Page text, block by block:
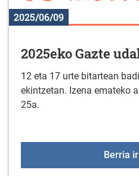
2025/06/09
2025eko Gazte
12 eta 17 urte bitartean
ekintzetan. Izena emateko
25a.
Berria